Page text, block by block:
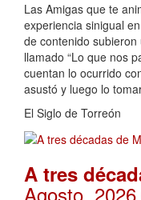
Las Amigas que te
experiencia sinigual
de contenido
llamado “Lo que nos
cuentan lo ocurrido
asustó y luego lo
El Siglo de Torreón
A tres
Agosto, 2026